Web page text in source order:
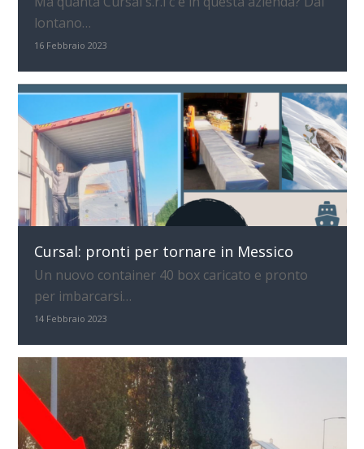
lontano…
16 Febbraio 2023
Cursal: pronti per tornare in Messico
Un nuovo container 40 box caricato e pronto
per imbarcarsi…
14 Febbraio 2023